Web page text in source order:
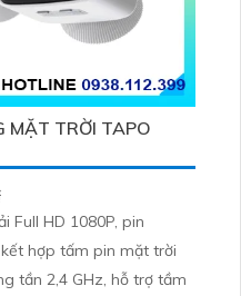
MẶT TRỜI TAPO
Full HD 1080P, pin
hợp tấm pin mặt trời
tần 2,4 GHz, hỗ trợ tầm